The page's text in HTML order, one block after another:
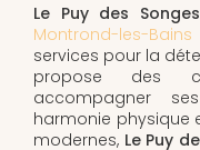
Le Puy des Songes
Montrond-les-Bains
services pour la
propose des
accompagner
harmonie physique
modernes, Le Puy